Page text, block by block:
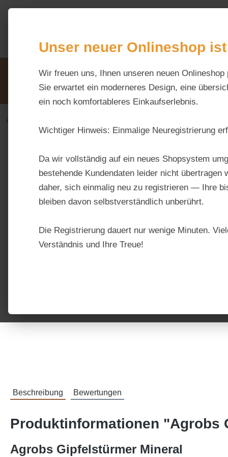
Hauptinhalt springen
Zur Suche springen
Unsere VorteileBeratung via WhatsApp:
0176 / 99 66 31 80
Alles fürs Pferd
Beschreibung Bewertungen
Produktinformationen "Agrobs
Agrobs Gipfelstürmer Mineral
Unser neuer Onlineshop
Wir freuen uns, Ihnen unseren neuen
Sie erwartet ein moderneres Design, eine
ein noch komfortableres Einkaufserlebnis.
Wichtiger Hinweis: Einmalige Neuregistrierung
Da wir vollständig auf ein neues Shopsystem
bestehende Kundendaten leider nicht übertragen
daher, sich einmalig neu zu registrieren — Ihre
bleiben davon selbstverständlich unberührt.
Die Registrierung dauert nur wenige Minuten.
Verständnis und Ihre Treue!